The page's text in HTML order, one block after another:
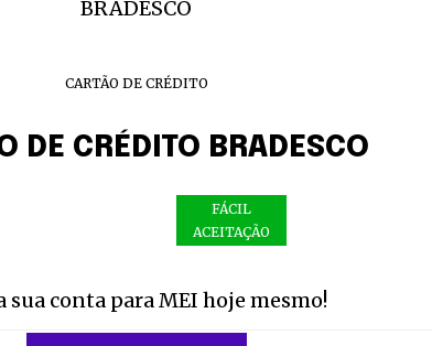
of
CARTÃO DE CRÉDITO
DE CRÉDITO BRADESCO
FÁCIL
ACEITAÇÃO
sua conta para MEI hoje mesmo!